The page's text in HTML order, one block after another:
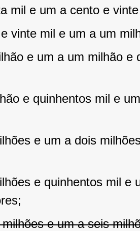
mil e um a cento e
vinte mil e um a um
e um a um milhão e
e quinhentos mil e
e um a dois
e quinhentos mil e
e um a seis